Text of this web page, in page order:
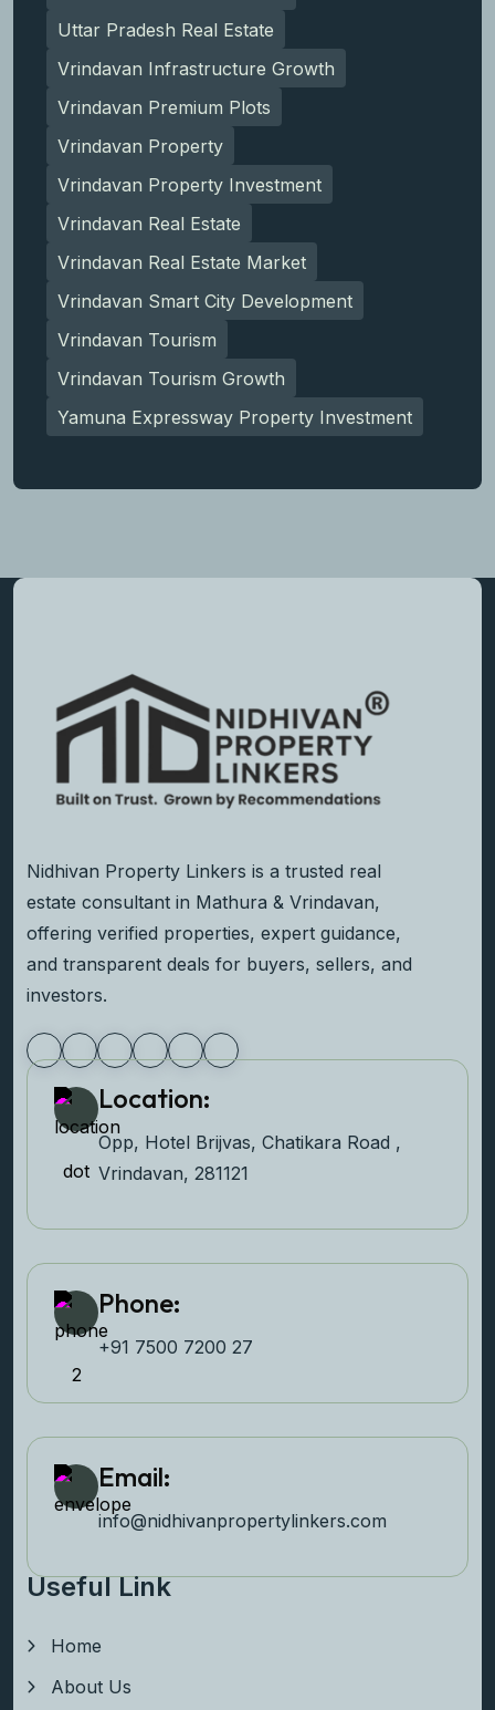
Uttar Pradesh Real Estate
Vrindavan Infrastructure Growth
Vrindavan Premium Plots
Vrindavan Property
Vrindavan Property Investment
Vrindavan Real Estate
Vrindavan Real Estate Market
Vrindavan Smart City Development
Vrindavan Tourism
Vrindavan Tourism Growth
Yamuna Expressway Property Investment
Nidhivan Property Linkers is a trusted real
estate consultant in Mathura & Vrindavan,
offering verified properties, expert guidance,
and transparent deals for buyers, sellers, and
investors.
Location:
Opp, Hotel Brijvas, Chatikara Road ,
Vrindavan, 281121
Phone:
+91 7500 7200 27‬
Email:
info@nidhivanpropertylinkers.com
Useful Link
Home
About Us